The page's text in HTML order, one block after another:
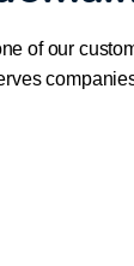
of our